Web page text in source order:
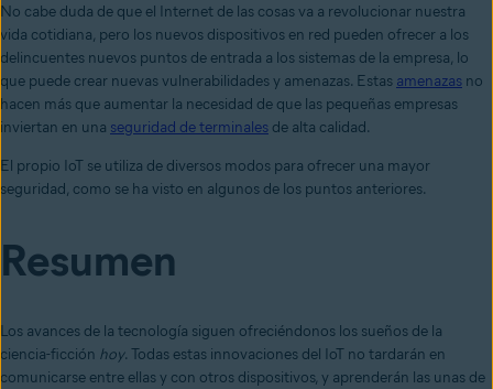
No cabe duda de que el Internet de las cosas va a revolucionar nuestra
vida cotidiana, pero los nuevos dispositivos en red pueden ofrecer a los
delincuentes nuevos puntos de entrada a los sistemas de la empresa, lo
que puede crear nuevas vulnerabilidades y amenazas. Estas amenazas no
hacen más que aumentar la necesidad de que las pequeñas empresas
inviertan en una seguridad de terminales de alta calidad.
El propio IoT se utiliza de diversos modos para ofrecer una mayor
seguridad, como se ha visto en algunos de los puntos anteriores.
Resumen
Los avances de la tecnología siguen ofreciéndonos los sueños de la
ciencia-ficción hoy. Todas estas innovaciones del IoT no tardarán en
comunicarse entre ellas y con otros dispositivos, y aprenderán las unas de